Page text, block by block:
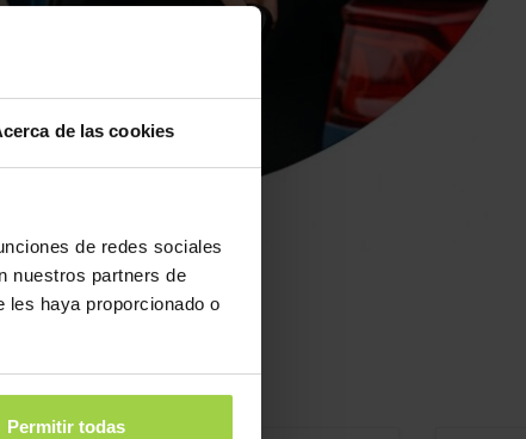
de las cookies
de redes sociales
nuestros partners de
les haya proporcionado o
Permitir todas